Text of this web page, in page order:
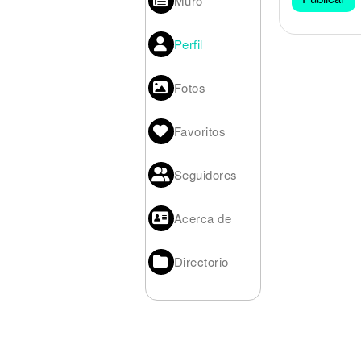
Perfil
Fotos
Favoritos
Seguidores
Acerca de
Directorio